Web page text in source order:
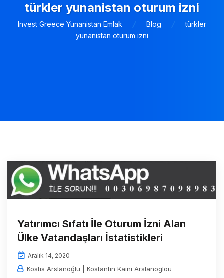
türkler yunanistan oturum izni
Invest Greece Yunanistan Emlak Blog
türkler
yunanistan oturum izni
Yatırımcı Sıfatı İle Oturum İzni Alan
Ülke Vatandaşları İstatistikleri
Aralık 14, 2020
Kostis Arslanoğlu | Kostantin Kaini Arslanoglou